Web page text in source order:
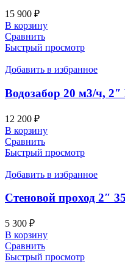
15 900 ₽
В корзину
Сравнить
Быстрый просмотр
Добавить в избранное
Водозабор 20 м3/ч, 2″
12 200 ₽
В корзину
Сравнить
Быстрый просмотр
Добавить в избранное
Стеновой проход 2″
5 300 ₽
В корзину
Сравнить
Быстрый просмотр